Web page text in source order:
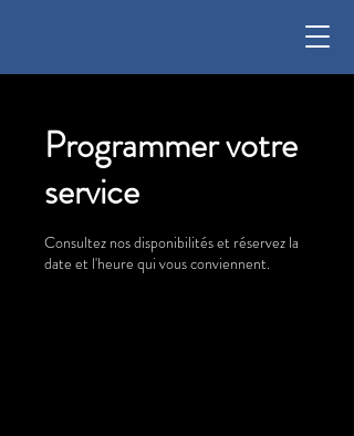
Programmer votre
service
Consultez nos disponibilités et réservez la
date et l'heure qui vous conviennent.